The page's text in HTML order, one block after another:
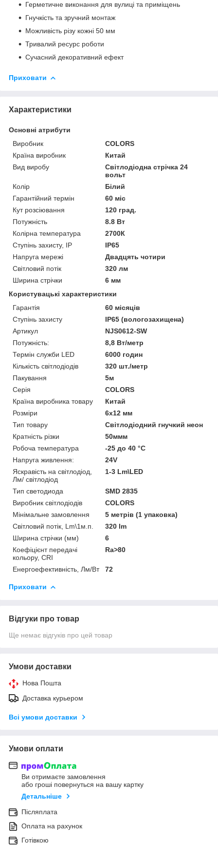
Герметичне виконання для вулиці та приміщень
Гнучкість та зручний монтаж
Можливість різу кожні 50 мм
Тривалий ресурс роботи
Сучасний декоративний ефект
Приховати
Характеристики
Основні атрибути
Виробник
COLORS
Країна виробник
Китай
Вид виробу
Світлодіодна стрічка 24
вольт
Колір
Білий
Гарантійний термін
60 міс
Кут розсіювання
120 град.
Потужність
8.8 Вт
Колірна температура
2700К
Ступінь захисту, IP
IP65
Напруга мережі
Двадцять чотири
Світловий потік
320 лм
Ширина стрічки
6 мм
Користувацькі характеристики
Гарантія
60 місяців
Ступінь захисту
IP65 (вологозахищена)
Артикул
NJS0612-SW
Потужність:
8,8 Вт/метр
Термін служби LED
6000 годин
Кількість світлодіодів
320 шт./метр
Пакування
5м
Серія
COLORS
Країна виробника товару
Китай
Розміри
6х12 мм
Тип товару
Світлодіодний гнучкий неон
Кратність різки
50ммм
Робоча температура
-25 до 40 °C
Напруга живлення:
24V
Яскравість на світлодіод,
Лм/ світлодіод
1-3 Lm\LED
Тип светодиода
SMD 2835
Виробник світлодіодів
COLORS
Мінімальне замовлення
5 метрів (1 упаковка)
Світловий потік, Lm\1м.п.
320 lm
Ширина стрічки (мм)
6
Коефіцієнт передачі
кольору, CRI
Ra>80
Енергоефективність, Лм/Вт 72
Приховати
Відгуки про товар
Ще немає відгуків про цей товар
Умови доставки
Нова Пошта
Доставка курьером
Всі умови доставки
Умови оплати
Ви отримаєте замовлення
або гроші повернуться на вашу картку
Детальніше
Післяплата
Оплата на рахунок
Готівкою